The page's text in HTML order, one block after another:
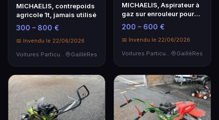
MICHAELIS, contrepoids
agricole 1t, jamais utilisé
300 – 800 €
📅 Invendu le 22/06/2026
GaillèRes
MICHAELIS, Aspirateur à
gaz sur enrouleur pour
fixation mura…
200 – 600 €
📅 Invendu le 22/06/2026
Voitures Particulières
GaillèRes